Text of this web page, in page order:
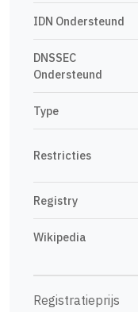
IDN Ondersteund
DNSSEC
Ondersteund
Type
Restricties
Registry
Wikipedia
Registratieprijs